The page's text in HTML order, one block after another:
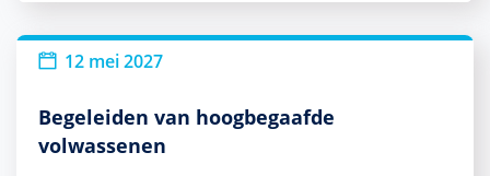
12 mei 2027
Begeleiden van hoogbegaafde
volwassenen